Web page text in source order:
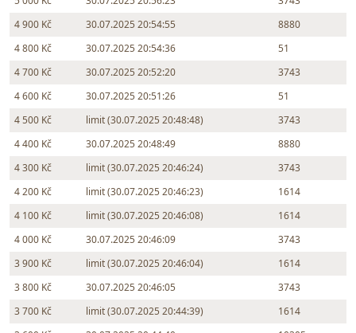
4 900 Kč
30.07.2025 20:54:55
8880
4 800 Kč
30.07.2025 20:54:36
51
4 700 Kč
30.07.2025 20:52:20
3743
4 600 Kč
30.07.2025 20:51:26
51
4 500 Kč
limit (30.07.2025 20:48:48)
3743
4 400 Kč
30.07.2025 20:48:49
8880
4 300 Kč
limit (30.07.2025 20:46:24)
3743
4 200 Kč
limit (30.07.2025 20:46:23)
1614
4 100 Kč
limit (30.07.2025 20:46:08)
1614
4 000 Kč
30.07.2025 20:46:09
3743
3 900 Kč
limit (30.07.2025 20:46:04)
1614
3 800 Kč
30.07.2025 20:46:05
3743
3 700 Kč
limit (30.07.2025 20:44:39)
1614